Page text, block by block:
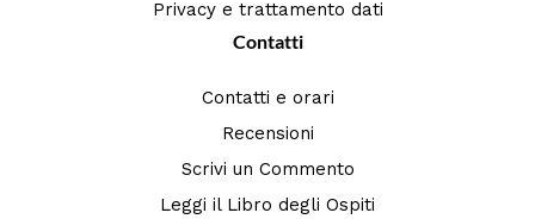
Privacy e trattamento dati
Contatti
Contatti e orari
Recensioni
Scrivi un Commento
Leggi il Libro degli Ospiti